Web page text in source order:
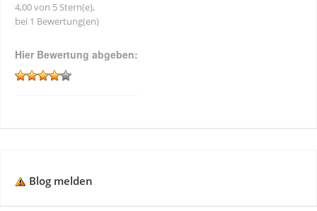
4,00 von 5 Stern(e),
bei 1 Bewertung(en)
Hier Bewertung abgeben:
Blog melden